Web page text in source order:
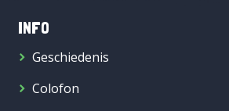
INFO
Geschiedenis
Colofon